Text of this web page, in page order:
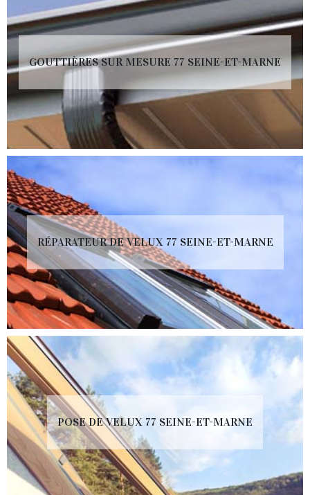
GOUTTIÈRES SUR MESURE 77 SEINE-ET-MARNE
RÉPARATEUR DE VELUX 77 SEINE-ET-MARNE
POSE DE VELUX 77 SEINE-ET-MARNE